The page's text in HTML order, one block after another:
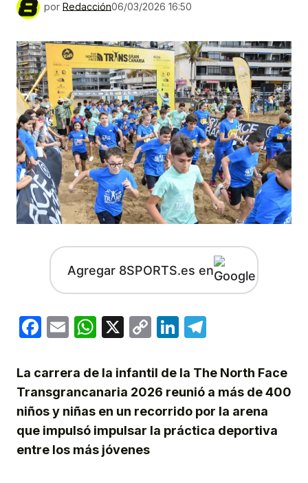
por Redacción06/03/2026 16:50
Agregar 8SPORTS.es en
Facebook
EmailWhatsApp
X
CopyLinkedIn
La carrera de la infantil de la The North Face
Transgrancanaria 2026 reunió a más de 400
niños y niñas en un recorrido por la arena
que impulsó impulsar la práctica deportiva
entre los más jóvenes